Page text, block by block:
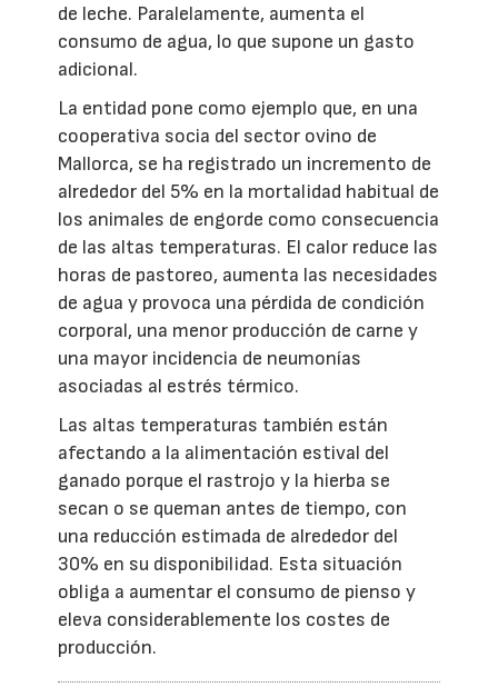
de leche. Paralelamente, aumenta el
consumo de agua, lo que supone un gasto
adicional.
La entidad pone como ejemplo que, en una
cooperativa socia del sector ovino de
Mallorca, se ha registrado un incremento de
alrededor del 5% en la mortalidad habitual de
los animales de engorde como consecuencia
de las altas temperaturas. El calor reduce las
horas de pastoreo, aumenta las necesidades
de agua y provoca una pérdida de condición
corporal, una menor producción de carne y
una mayor incidencia de neumonías
asociadas al estrés térmico.
Las altas temperaturas también están
afectando a la alimentación estival del
ganado porque el rastrojo y la hierba se
secan o se queman antes de tiempo, con
una reducción estimada de alrededor del
30% en su disponibilidad. Esta situación
obliga a aumentar el consumo de pienso y
eleva considerablemente los costes de
producción.